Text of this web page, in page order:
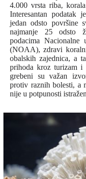
4.000 vrsta riba,
Interesantan podatak
jedan odsto površine
najmanje 25 odsto
podacima Nacionalne
(NOAA), zdravi
obalskih zajednica, a
prihoda kroz turizam i
grebeni su važan
protiv raznih bolesti, a
nije u potpunosti